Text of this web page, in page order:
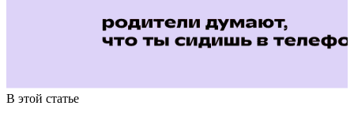
В этой статье